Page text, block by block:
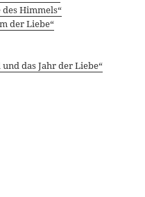
Himmels“
der Liebe“
das Jahr der Liebe“